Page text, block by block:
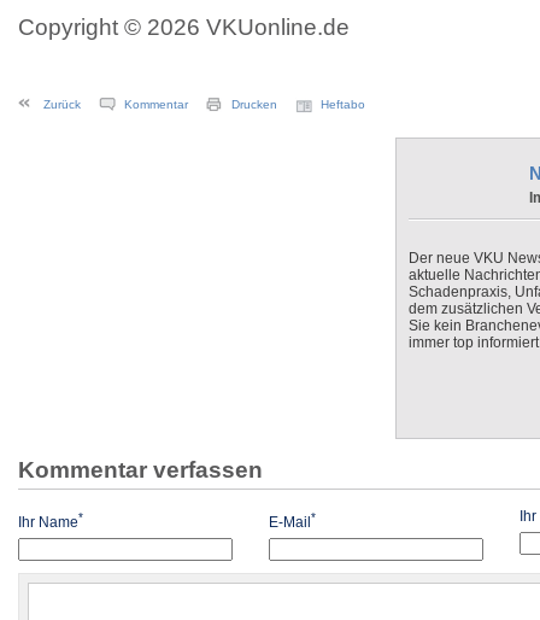
Copyright © 2026 VKUonline.de
Zurück Kommentar Drucken Heftabo
Der neue VKU
aktuelle
Schadenpraxis,
dem zusätzlichen
Sie kein
immer top
Kommentar verfassen
Ihr Name* E-Mail *